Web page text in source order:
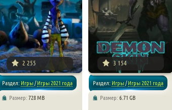
2 255
Раздел: Игры/Игры 2021 года
Размер: 728 MB
3 154
Раздел: Игры/Игры 2021 года
Размер: 6.71 GB